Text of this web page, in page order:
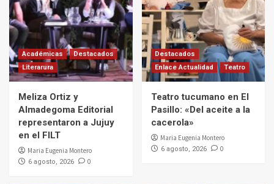
Académicas
Destacados
Literarura
Meliza Ortiz y
Almadegoma Editorial
representaron a Jujuy
en el FILT
Maria Eugenia Montero
6 agosto, 2026 0
Destacados
Enlace Actualidad
Teatro
Teatro tucumano en El
Pasillo: «Del aceite a la
cacerola»
Maria Eugenia Montero
6 agosto, 2026 0